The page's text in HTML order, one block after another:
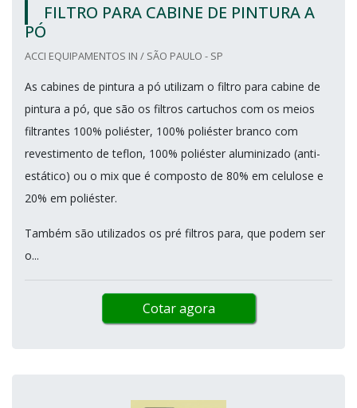
FILTRO PARA CABINE DE PINTURA A
PÓ
ACCI EQUIPAMENTOS IN / SÃO PAULO - SP
As cabines de pintura a pó utilizam o filtro para cabine de
pintura a pó, que são os filtros cartuchos com os meios
filtrantes 100% poliéster, 100% poliéster branco com
revestimento de teflon, 100% poliéster aluminizado (anti-
estático) ou o mix que é composto de 80% em celulose e
20% em poliéster.
Também são utilizados os pré filtros para, que podem ser
o...
Cotar agora